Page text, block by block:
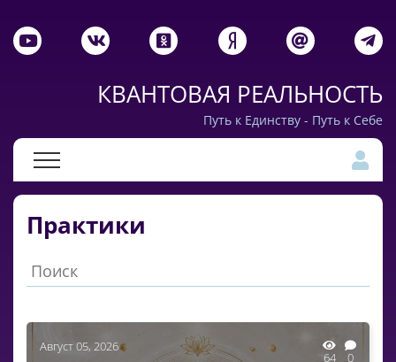
КВАНТОВАЯ РЕАЛЬНОСТЬ
Путь к Единству - Путь к Себе
Практики
Август 05, 2026
64 0